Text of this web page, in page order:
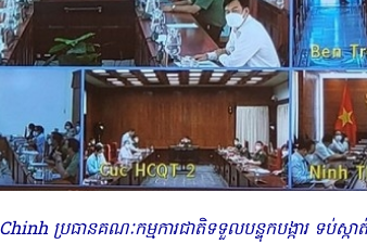
ប្រធានគណៈកម្មការជាតិទទួលបន្ទុកបង្ការ ទប់ស្កា